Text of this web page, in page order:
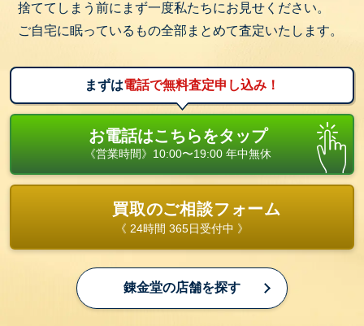
捨ててしまう前にまず一度私たちにお見せください。
ご自宅に眠っているもの全部まとめて査定いたします。
まずは電話で無料査定申し込み！
お電話はこちらをタップ
《営業時間》10:00〜19:00 年中無休
買取のご相談フォーム
《 24時間 365日受付中 》
錬金堂の店舗を探す